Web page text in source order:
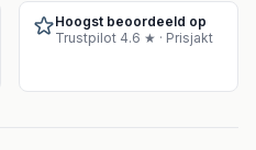
Hoogst beoordeeld op
Trustpilot 4.6 ★ · Prisjakt